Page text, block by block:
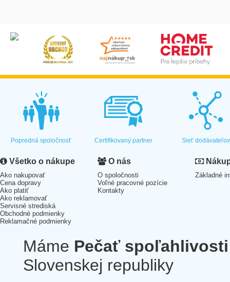
Popredná spoločnosť Certifikovaný partner Sieť dodávateľov
Všetko o nákupe
Ako nakupovať
Cena dopravy
Ako platiť
Ako reklamovať
Servisné strediská
Obchodné podmienky
Reklamačné podmienky
O nás
O spoločnosti
Voľné pracovné pozície
Kontakty
Základné
Máme Pečať spoľahlivosti
Slovenskej republiky